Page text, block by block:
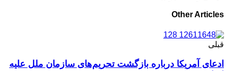
Other Articles
قبلی
ادعای آمریکا درباره بازگشت تحریم‌های سازمان ملل علیه